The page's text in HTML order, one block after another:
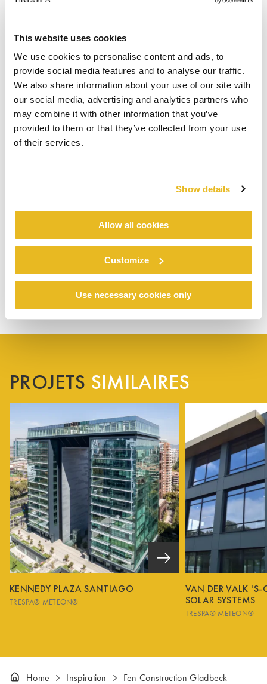
This website uses cookies
We use cookies to personalise content and ads, to
provide social media features and to analyse our traffic.
We also share information about your use of our site with
our social media, advertising and analytics partners who
may combine it with other information that you’ve
provided to them or that they’ve collected from your use
of their services.
Show details
Allow all cookies
Customize
Use necessary cookies only
PROJETS SIMILAIRES
KENNEDY PLAZA SANTIAGO
TRESPA® METEON®
VAN DER VALK 'S-
SOLAR SYSTEMS
TRESPA® METEON®
Home Inspiration Fen Construction Gladbeck